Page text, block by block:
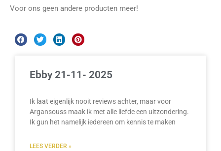
Voor ons geen andere producten meer!
Ebby 21-11- 2025
Ik laat eigenlijk nooit reviews achter, maar voor
Argansouss maak ik met alle liefde een uitzondering.
Ik gun het namelijk iedereen om kennis te maken
LEES VERDER »